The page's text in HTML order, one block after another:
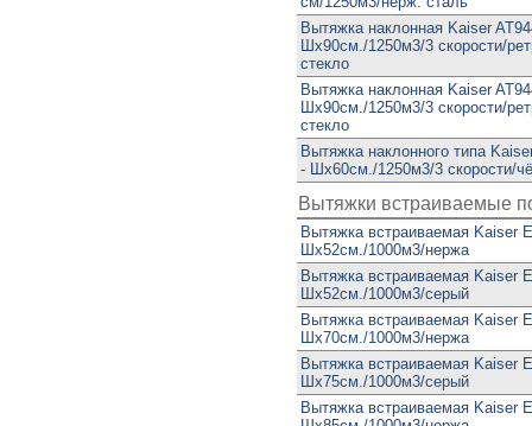
Вытяжка наклонная Kaiser
Шx90см./1250м3/3 скорости/
стекло
Вытяжка наклонная Kaiser
Шx90см./1250м3/3 скорости/
стекло
Вытяжка наклонного типа
- Шx60см./1250м3/3 скорости/
Вытяжки встраиваемые
Вытяжка встраиваемая Kaiser
Шx52см./1000м3/нержа
Вытяжка встраиваемая Kaiser
Шx52см./1000м3/серый
Вытяжка встраиваемая Kaiser
Шx70см./1000м3/нержа
Вытяжка встраиваемая Kaiser
Шx75см./1000м3/серый
Вытяжка встраиваемая Kaiser